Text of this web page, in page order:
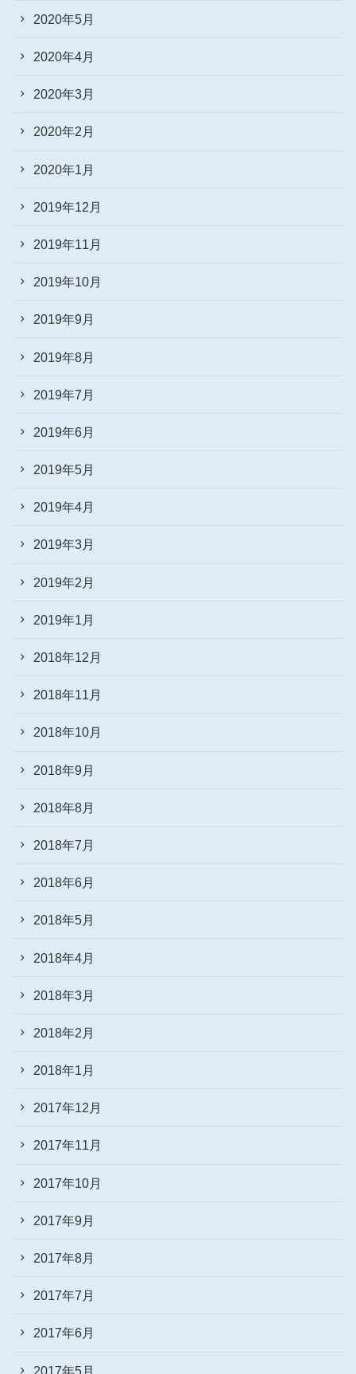
2020年5月
2020年4月
2020年3月
2020年2月
2020年1月
2019年12月
2019年11月
2019年10月
2019年9月
2019年8月
2019年7月
2019年6月
2019年5月
2019年4月
2019年3月
2019年2月
2019年1月
2018年12月
2018年11月
2018年10月
2018年9月
2018年8月
2018年7月
2018年6月
2018年5月
2018年4月
2018年3月
2018年2月
2018年1月
2017年12月
2017年11月
2017年10月
2017年9月
2017年8月
2017年7月
2017年6月
2017年5月